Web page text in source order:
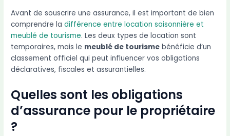
Avant de souscrire une assurance, il est important de bien
comprendre ladifférence entre location saisonnière et
meublé de tourisme. Les deux types de location sont
temporaires, mais le meublé de tourisme bénéficie d’un
classement officiel qui peut influencer vos obligations
déclaratives, fiscales et assurantielles.
Quelles sont les obligations
d’assurance pour le propriétaire
?